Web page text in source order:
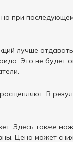
при
лучше
Это не будет
В
Здесь также
Цена может